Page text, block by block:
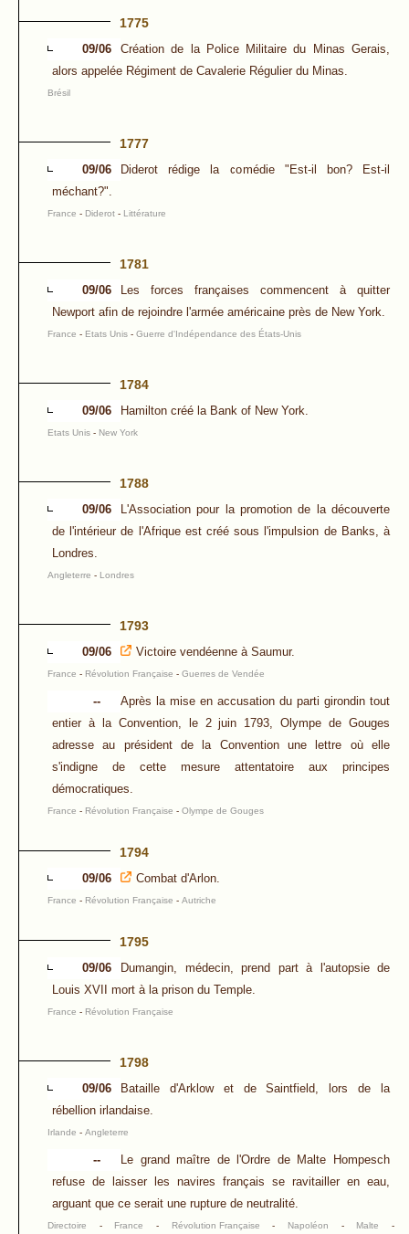
1775
09/06
Création de la Police Militaire du Minas Gerais,
alors appelée Régiment de Cavalerie Régulier du Minas.
Brésil
1777
09/06
Diderot rédige la comédie "Est-il bon? Est-il
méchant?".
France - Diderot - Littérature
1781
09/06
Les forces françaises commencent à quitter
Newport afin de rejoindre l'armée américaine près de New York.
France - Etats Unis - Guerre d'Indépendance des États-Unis
1784
09/06 Hamilton créé la Bank of New York.
Etats Unis - New York
1788
09/06
L'Association pour la promotion de la découverte
de l'intérieur de l'Afrique est créé sous l'impulsion de Banks, à
Londres.
Angleterre - Londres
1793
09/06 Victoire vendéenne à Saumur.
France - Révolution Française - Guerres de Vendée
--
Après la mise en accusation du parti girondin tout
entier à la Convention, le 2 juin 1793, Olympe de Gouges
adresse au président de la Convention une lettre où elle
s'indigne de cette mesure attentatoire aux principes
démocratiques.
France - Révolution Française - Olympe de Gouges
1794
09/06 Combat d'Arlon.
France - Révolution Française - Autriche
1795
09/06
Dumangin, médecin, prend part à l'autopsie de
Louis XVII mort à la prison du Temple.
France - Révolution Française
1798
09/06
Bataille d'Arklow et de Saintfield, lors de la
rébellion irlandaise.
Irlande - Angleterre
--
Le grand maître de l'Ordre de Malte Hompesch
refuse de laisser les navires français se ravitailler en eau,
arguant que ce serait une rupture de neutralité.
Directoire - France - Révolution Française - Napoléon - Malte -